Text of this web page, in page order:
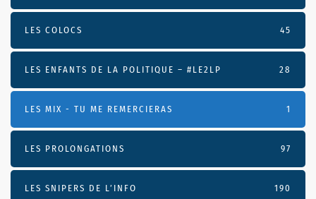
LES COLOCS 45
LES ENFANTS DE LA POLITIQUE – #LE2LP 28
LES MIX - TU ME REMERCIERAS 1
LES PROLONGATIONS 97
LES SNIPERS DE L’INFO 190